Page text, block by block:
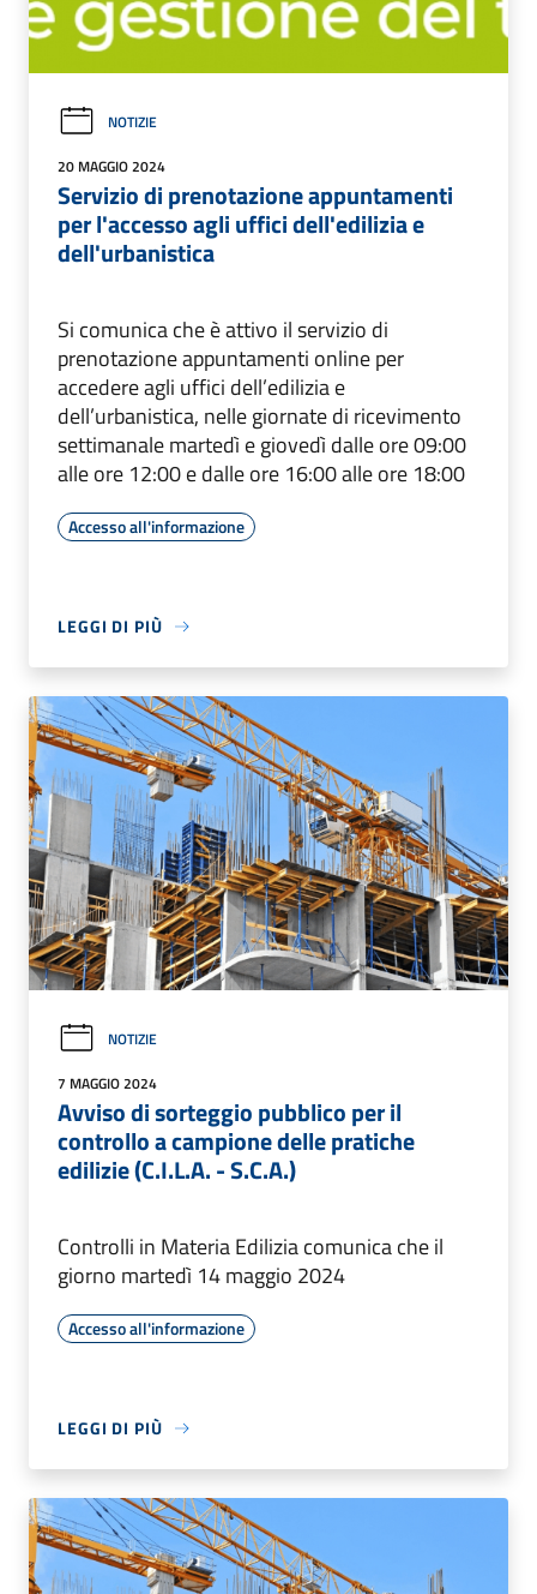
NOTIZIE
20 MAGGIO 2024
Servizio di prenotazione appuntamenti
per l'accesso agli uffici dell'edilizia e
dell'urbanistica
Si comunica che è attivo il servizio di
prenotazione appuntamenti online per
accedere agli uffici dell’edilizia e
dell’urbanistica, nelle giornate di ricevimento
settimanale martedì e giovedì dalle ore 09:00
alle ore 12:00 e dalle ore 16:00 alle ore 18:00
Accesso all'informazione
LEGGI DI PIÙ
NOTIZIE
7 MAGGIO 2024
Avviso di sorteggio pubblico per il
controllo a campione delle pratiche
edilizie (C.I.L.A. - S.C.A.)
Controlli in Materia Edilizia comunica che il
giorno martedì 14 maggio 2024
Accesso all'informazione
LEGGI DI PIÙ